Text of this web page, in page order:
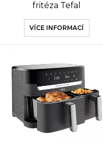
fritéza Tefal
VÍCE INFORMACÍ